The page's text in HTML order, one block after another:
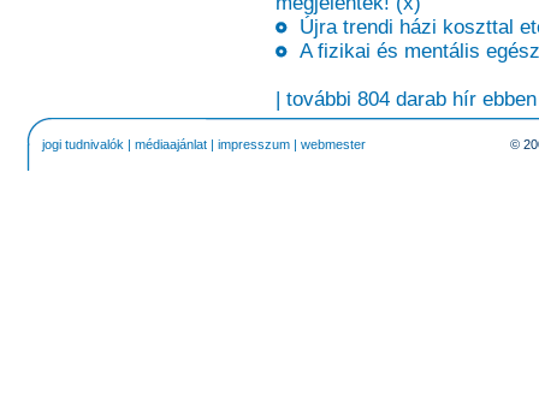
Újra trendi házi koszttal
A fizikai és mentális
| további 804 darab hír
jogi tudnivalók | médiaajánlat | impresszum | webmester ©